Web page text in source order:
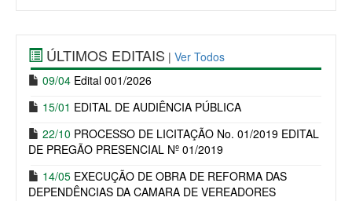
ÚLTIMOS EDITAIS | Ver Todos
09/04 Edital 001/2026
15/01 EDITAL DE AUDIÊNCIA PÚBLICA
22/10 PROCESSO DE LICITAÇÃO No. 01/2019 EDITAL
DE PREGÃO PRESENCIAL Nº 01/2019
14/05 EXECUÇÃO DE OBRA DE REFORMA DAS
DEPENDÊNCIAS DA CAMARA DE VEREADORES